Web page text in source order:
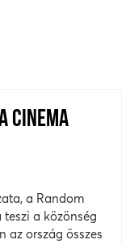
CINEMA
a Random
a közönség
az ország összes